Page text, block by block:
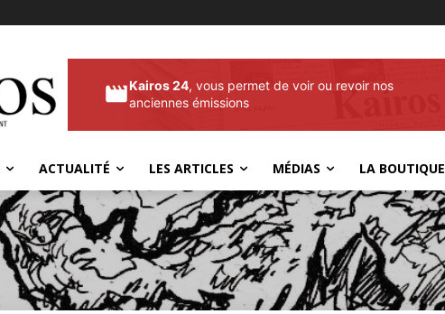
Kairos 24, vous permet de voir ou revoir nos
anciennes émissions
ACTUALITÉ LES ARTICLES MÉDIAS LA BOUTIQUE